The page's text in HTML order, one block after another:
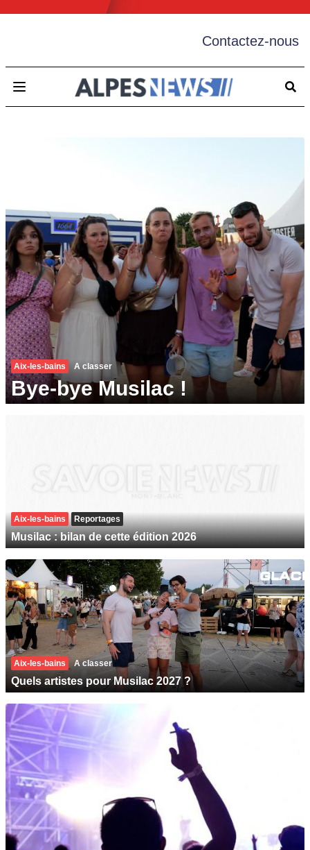
Contactez-nous
Open main menu
Aix-les-bains A classer
Bye-bye Musilac !
Aix-les-bains Reportages
Musilac : bilan de cette édition 2026
Aix-les-bains A classer
Quels artistes pour Musilac 2027 ?